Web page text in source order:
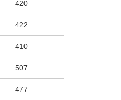
420
422
410
507
477